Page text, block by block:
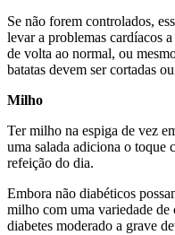
Se não forem controlados,
levar a problemas cardíacos
de volta ao normal, ou
batatas devem ser cortadas
Milho
Ter milho na espiga de vez
uma salada adiciona o toque
refeição do dia.
Embora não diabéticos
milho com uma variedade de
diabetes moderado a grave